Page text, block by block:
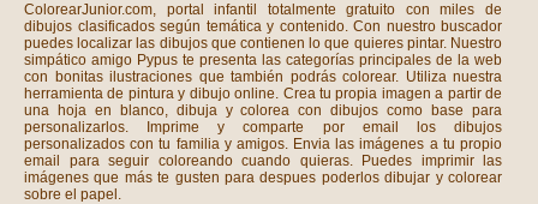
ColorearJunior.com, portal infantil totalmente gratuito con miles de
dibujos clasificados según temática y contenido. Con nuestro buscador
puedes localizar las dibujos que contienen lo que quieres pintar. Nuestro
simpático amigo Pypus te presenta las categorías principales de la web
con bonitas ilustraciones que también podrás colorear. Utiliza nuestra
herramienta de pintura y dibujo online. Crea tu propia imagen a partir de
una hoja en blanco, dibuja y colorea con dibujos como base para
personalizarlos. Imprime y comparte por email los dibujos
personalizados con tu familia y amigos. Envia las imágenes a tu propio
email para seguir coloreando cuando quieras. Puedes imprimir las
imágenes que más te gusten para despues poderlos dibujar y colorear
sobre el papel.